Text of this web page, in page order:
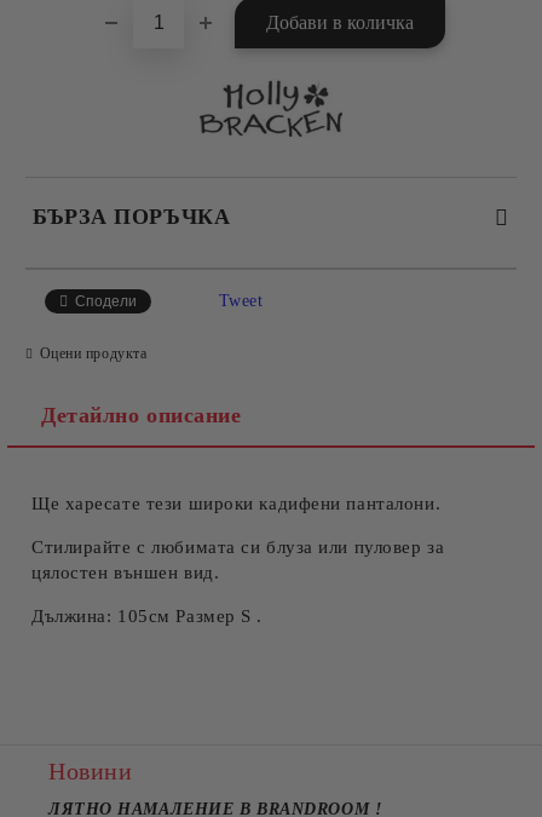
БЪРЗА ПОРЪЧКА
Съгласен съм сПолитиката за лични данни
Ние ще се свържем с вас в рамките на работния ден.
Сподели Tweet
Оцени продукта
Детайлно описание
Ще харесате тези широки кадифени панталони.
Стилирайте с любимата си блуза или пуловер за
цялостен външен вид.
Дължина: 105см Размер S .
Новини
ЛЯТНО НАМАЛЕНИЕ В BRANDROOM !